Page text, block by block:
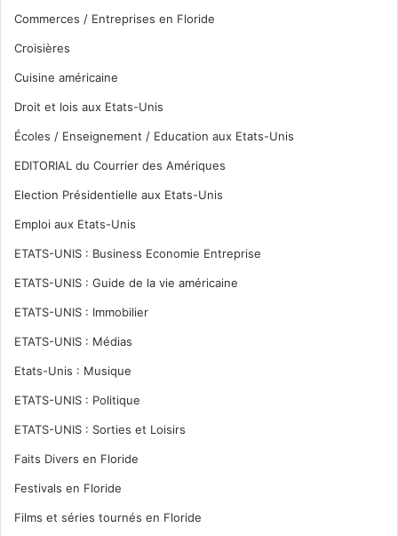
Commerces / Entreprises en Floride
Croisières
Cuisine américaine
Droit et lois aux Etats-Unis
Écoles / Enseignement / Education aux Etats-Unis
EDITORIAL du Courrier des Amériques
Election Présidentielle aux Etats-Unis
Emploi aux Etats-Unis
ETATS-UNIS : Business Economie Entreprise
ETATS-UNIS : Guide de la vie américaine
ETATS-UNIS : Immobilier
ETATS-UNIS : Médias
Etats-Unis : Musique
ETATS-UNIS : Politique
ETATS-UNIS : Sorties et Loisirs
Faits Divers en Floride
Festivals en Floride
Films et séries tournés en Floride